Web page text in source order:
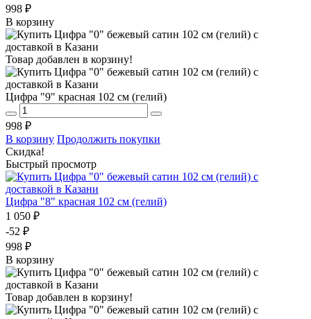
998 ₽
В корзину
Товар добавлен в корзину!
Цифра "9" красная 102 см (гелий)
998 ₽
В корзину Продолжить покупки
Скидка!
Быстрый просмотр
Цифра "8" красная 102 см (гелий)
1 050 ₽
-52 ₽
998 ₽
В корзину
Товар добавлен в корзину!